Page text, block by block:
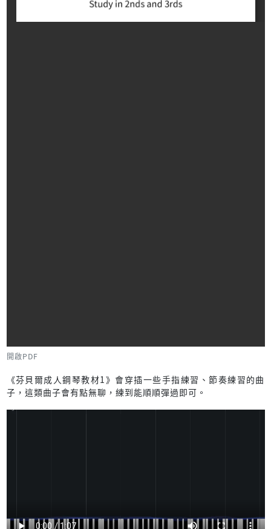
開啟PDF
《芬貝爾成人鋼琴教材1》會穿插一些手指練習、節奏練習的曲
子，這類曲子會有點無聊，練到能順順彈過即可。